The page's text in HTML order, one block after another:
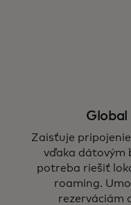
Zaisťuje
vďaka dátovým
potreba riešiť
roaming.
rezerváciám